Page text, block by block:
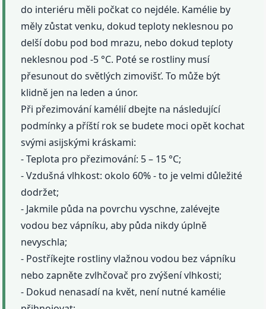
do interiéru měli počkat co nejdéle. Kamélie by
měly zůstat venku, dokud teploty neklesnou po
delší dobu pod bod mrazu, nebo dokud teploty
neklesnou pod -5 °C. Poté se rostliny musí
přesunout do světlých zimovišť. To může být
klidně jen na leden a únor.
Při přezimování kamélií dbejte na následující
podmínky a příští rok se budete moci opět kochat
svými asijskými kráskami:
- Teplota pro přezimování: 5 – 15 °C;
- Vzdušná vlhkost: okolo 60% - to je velmi důležité
dodržet;
- Jakmile půda na povrchu vyschne, zalévejte
vodou bez vápníku, aby půda nikdy úplně
nevyschla;
- Postříkejte rostliny vlažnou vodou bez vápníku
nebo zapněte zvlhčovač pro zvýšení vlhkosti;
- Dokud nenasadí na květ, není nutné kamélie